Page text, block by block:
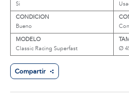
Si
CONDICION
Bueno
MODELO
Classic Racing Superfast
Ø
Compartir